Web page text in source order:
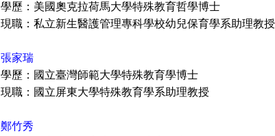
學歷：美國奧克拉荷馬大學特殊教育哲學博士
現職：私立新生醫護管理專科學校幼兒保育學系助理教授
張家瑞
學歷：國立臺灣師範大學特殊教育學博士
現職：國立屏東大學特殊教育學系助理教授
鄭竹秀